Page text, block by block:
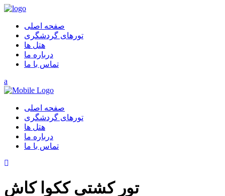
صفحه اصلی
تورهای گردشگری
هتل ها
درباره ما
تماس با ما
صفحه اصلی
تورهای گردشگری
هتل ها
درباره ما
تماس با ما
تور کشتی ککوا کاش